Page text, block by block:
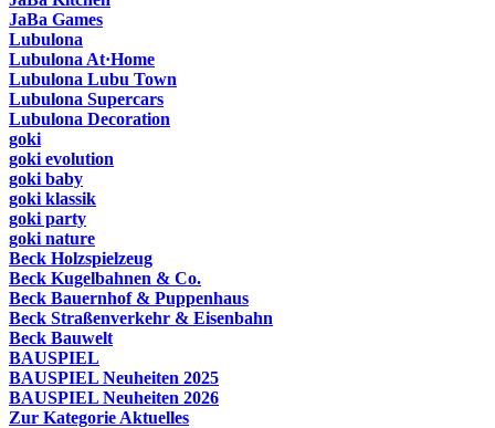
JaBa Games
Lubulona
Lubulona At·Home
Lubulona Lubu Town
Lubulona Supercars
Lubulona Decoration
goki
goki evolution
goki baby
goki klassik
goki party
goki nature
Beck Holzspielzeug
Beck Kugelbahnen & Co.
Beck Bauernhof & Puppenhaus
Beck Straßenverkehr & Eisenbahn
Beck Bauwelt
BAUSPIEL
BAUSPIEL Neuheiten 2025
BAUSPIEL Neuheiten 2026
Zur Kategorie Aktuelles